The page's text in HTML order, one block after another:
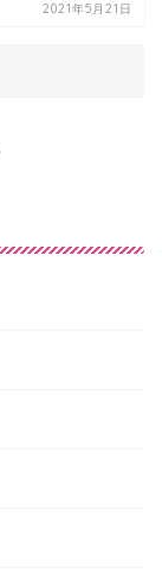
2021年5月21日